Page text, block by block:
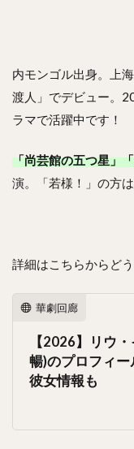
内モンゴル出身。上
渡人」でデビュー。
ラマで活躍中です！
「尚芸館の五つ星」
演。「若様！」の方
詳細はこちらからどう
華劇回廊
【2026】リウ
暢)のプロフィー
彼女情報も